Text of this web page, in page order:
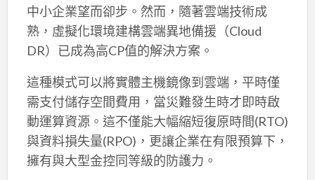
中小企業望而卻步。然而，隨著雲端技術成
熟，虛擬化環境建構雲端異地備援（Cloud
DR）已成為高CP值的解決方案。
這種模式可以將實體主機鏡像到雲端，平時僅
需支付儲存空間費用，當災難發生時才即時啟
動運算資源。這不僅能大幅縮短復原時間(RTO)
與資料損失量(RPO)，更讓企業在有限預算下，
擁有與大型金控同等級的防護力。